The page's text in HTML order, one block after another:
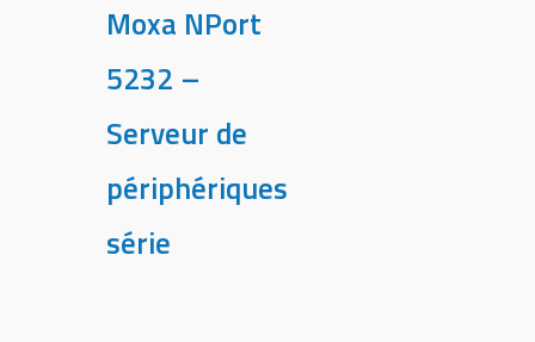
Moxa NPort
5232 –
Serveur de
périphériques
série